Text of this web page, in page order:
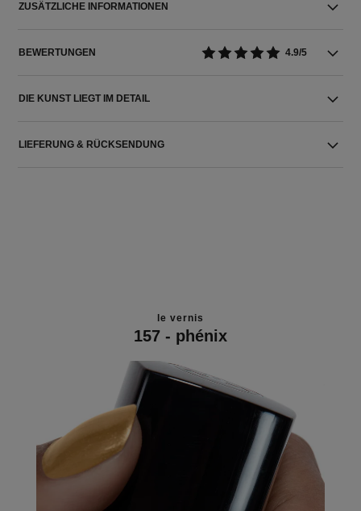
ZUSÄTZLICHE INFORMATIONEN
BEWERTUNGEN 4.9/5
DIE KUNST LIEGT IM DETAIL
LIEFERUNG & RÜCKSENDUNG
le vernis
157 - phénix